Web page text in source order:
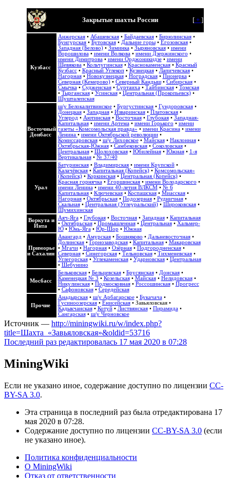
[+ ]
Закрытые шахты России
Кузбасс
Анжерская• Абашевская• Байдаевская• Бирюлинская•
Бунгурская• Бутовская• Дальние горы• Егозовская•
Западная (Белово)• Зиминка• Зыряновская• имени
Ворошилова• имени Волкова• имени Дзержинского •
имени Димитрова• имени Орджоникидзе• имени
Шевякова• Кольчугинская• Краснокаменская• Красный
Кузбасс• Красный Углекоп• Кузнецкая• Лапичевская•
Нагорная• Новокузнецкая• Ноградская• Пионерка•
Северная (Кемерово)• Северный Кандыш• Сибирская•
Смычка• Судженская• Суртаиха• Тайбинская• Томская
• Тырганская• Усинская• Центральная (Прокопьевск)•
Шушталепская
Восточный
Донбасс
ш/у Белокалитвинское• Бургустинская• Гундоровская•
Донецкая• Западная• Изваринская• Платовская•
Углерод • Аютинская• Восточная• Глубокая• Западная-
Капитальная• имени Артема• имени Горького • имени
газеты «Комсомольская правда» • имени Красина• имени
Ленина • имени Октябрьской революции•
Комиссаровская• ш/у Лиховское• Майская• Наклонная•
Октябрьская-Южная• Самбековская• Соколовская•
Центральная• Шолоховская• Юбилейная• Южная• 1-я
Вертикальная• № 37/40
Урал
Батуринская• Владимирская• имени Крупской•
Калачёвская• Капитальная (Копейск)• Комсомольская»
(Копейск)• Коркинская• Центральная (Копейск)•
Красная горнячка• Егоршинская• имени Володарского •
имени Ленина• имени 40-летия ВЛКСМ• № 6
Капитальная• Ключевская• Коспашская• Миасская•
Нагорная• Октябрьская• Подозерная• Рудничная•
Скальная• Центральная (Углеуральский)• Широковская•
Шумихинская
Воркута и
Инта
Аяч-Яга• Глубокая• Восточная• Западная• Капитальная
• Октябрьская• Промышленная• Центральная• Хальмер-
Ю• Юнь-Яга• Юр-Шор • Южная
Приморье
и Сахалин
Авангард • Амурская• Бошняково • Дальневосточная•
Долинская• Горнозаводская• Капитальная• Макаровская
• Мгачи• Нагорная• Озёрная• Подгородненская•
Северная• Синегорская• Тельновская• Тихменевская•
Углегорская• Углекаменская• Ударновская• Центральная
• Шебунино
Мосбасс
Бельковская• Бельцевская• Брусянская• Донская•
Каменецкая № 3 • Козельская• Майская• Нелидовская•
Никулинская• Подмосковная• Россошинская• Прогресс
• Сафоновская• Середейская
Прочие
Анадырская• ш/у Арбагарское• Букачача•
Гусиноозерская• Енисейская• Завьяловская•
Кадыкчанская• Котуй• Листвянская• Пирамида•
Сангарская• ш/у Черновское
Источник — http://miningwiki.ru/w/index.php?
title=Шахта_«Завьяловская»&oldid=53716
Последний раз редактировалась 17 мая 2020 в 07:28
MiningWiki
Если не указано иное, содержание доступно по лицензии CC-
BY-SA 3.0.
Эта страница в последний раз была отредактирована 17
мая 2020 в 07:28.
Содержание доступно по лицензии CC-BY-SA 3.0 (если
не указано иное).
Политика конфиденциальности
О MiningWiki
Отказ от ответственности